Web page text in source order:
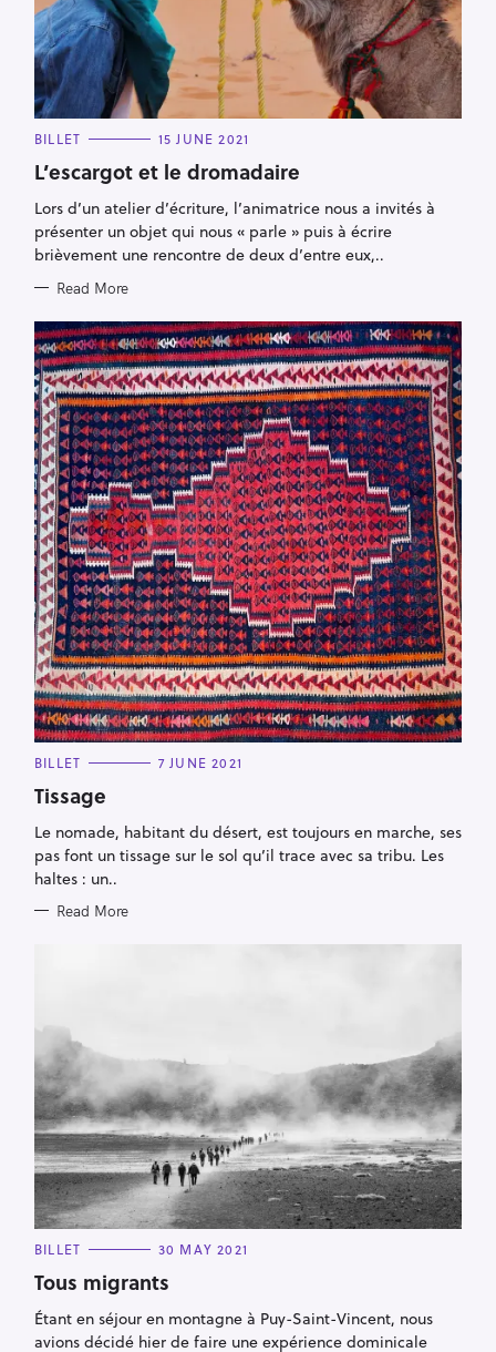
C
T
E
O
I
E
S
BILLET 15 JUNE 2021
L’escargot et le dromadaire
Lors d’un atelier d’écriture, l’animatrice nous a invités à
présenter un objet qui nous « parle » puis à écrire
brièvement une rencontre de deux d’entre eux,..
Read More
C
T
E
O
I
E
S
BILLET 7 JUNE 2021
Tissage
Le nomade, habitant du désert, est toujours en marche, ses
pas font un tissage sur le sol qu’il trace avec sa tribu. Les
haltes : un..
Read More
C
T
E
G
O
BILLET 30 MAY 2021
Tous migrants
Étant en séjour en montagne à Puy-Saint-Vincent, nous
avions décidé hier de faire une expérience dominicale
r
c
h
f
o
r
: